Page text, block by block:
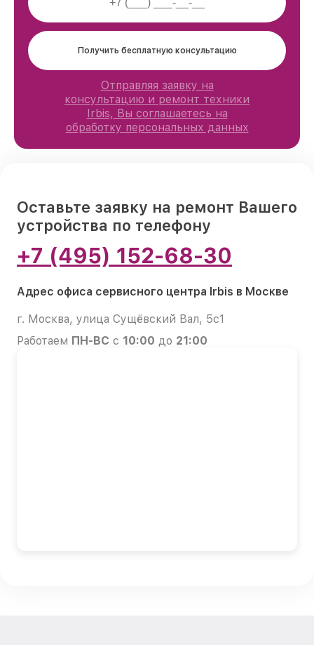
Получить бесплатную консультацию
Отправляя заявку на
консультацию и ремонт техники
Irbis, Вы соглашаетесь на
обработку персональных данных
Оставьте заявку на ремонт Вашего
устройства по телефону
+7 (495) 152-68-30
Адрес офиса сервисного центра Irbis в Москве
г. Москва, улица Сущёвский Вал, 5с1
Работаем ПН-ВС с 10:00 до 21:00